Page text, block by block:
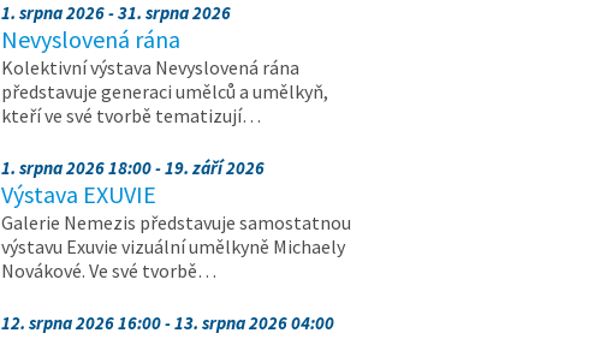
1. srpna 2026 - 31. srpna 2026
Nevyslovená rána
Kolektivní výstava Nevyslovená rána
představuje generaci umělců a umělkyň,
kteří ve své tvorbě tematizují…
1. srpna 2026 18:00 - 19. září 2026
Výstava EXUVIE
Galerie Nemezis představuje samostatnou
výstavu Exuvie vizuální umělkyně Michaely
Novákové. Ve své tvorbě…
12. srpna 2026 16:00 - 13. srpna 2026 04:00